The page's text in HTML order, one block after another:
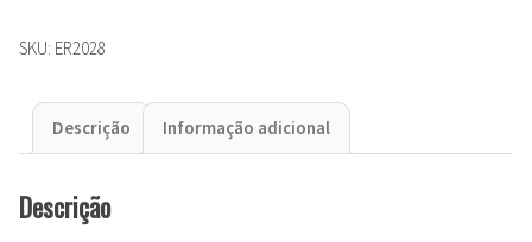
SKU: ER2028
Descrição Informação adicional
Descrição